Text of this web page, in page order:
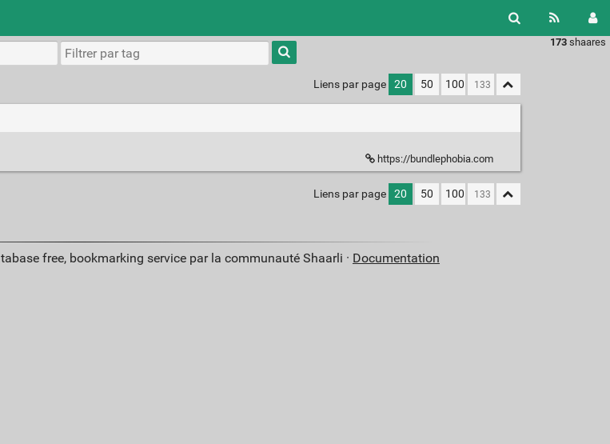
173 shaares
Type 1 or
more
characters
results.
Liens par page 20 50 100
https://bundlephobia.com
Liens par page 20 50 100
free, bookmarking service par la communauté Shaarli · Documentation